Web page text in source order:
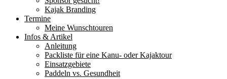
Kajak Branding
Termine
Meine Wunschtouren
Infos & Artikel
Anleitung
Packliste für eine Kanu- oder Kajaktour
Einsatzgebiete
Paddeln vs. Gesundheit